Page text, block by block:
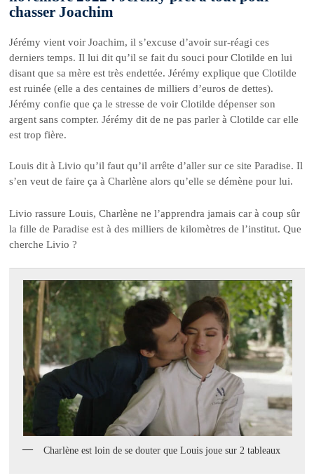
chasser Joachim
Jérémy vient voir Joachim, il s’excuse d’avoir sur-réagi ces
derniers temps. Il lui dit qu’il se fait du souci pour Clotilde en lui
disant que sa mère est très endettée. Jérémy explique que Clotilde
est ruinée (elle a des centaines de milliers d’euros de dettes).
Jérémy confie que ça le stresse de voir Clotilde dépenser son
argent sans compter. Jérémy dit de ne pas parler à Clotilde car elle
est trop fière.
Louis dit à Livio qu’il faut qu’il arrête d’aller sur ce site Paradise. Il
s’en veut de faire ça à Charlène alors qu’elle se démène pour lui.
Livio rassure Louis, Charlène ne l’apprendra jamais car à coup sûr
la fille de Paradise est à des milliers de kilomètres de l’institut. Que
cherche Livio ?
Charlène est loin de se douter que Louis joue sur 2 tableaux